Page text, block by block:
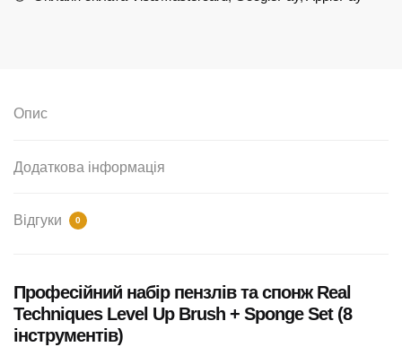
Опис
Додаткова інформація
Відгуки 0
Професійний набір пензлів та спонж Real
Techniques Level Up Brush + Sponge Set (8
інструментів)